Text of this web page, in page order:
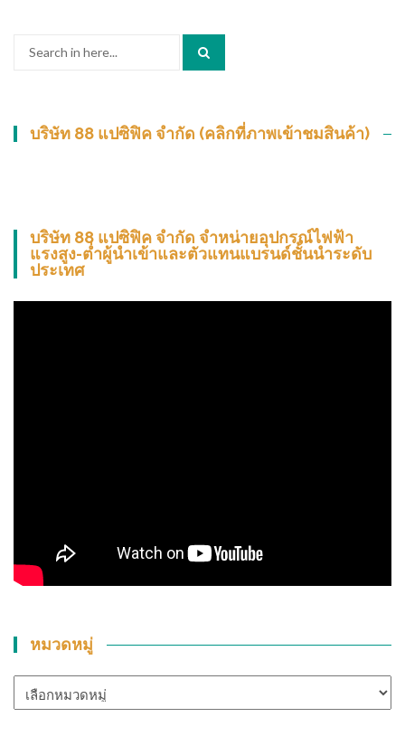
บริษัท 88 แปซิฟิค จำกัด (คลิกที่ภาพเข้าชมสินค้า)
บริษัท 88 แปซิฟิค จำกัด จำหน่ายอุปกรณ์ไฟฟ้า
แรงสูง-ต่ำผู้นำเข้าและตัวแทนแบรนด์ชั้นนำระดับ
ประเทศ
หมวดหมู่
หมู่